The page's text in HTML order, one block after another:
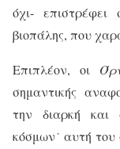
όχι-
βιοπάλης, που
Επιπλέον, οι
σημαντικής
την διαρκή και
κόσμων˙ αυτή του